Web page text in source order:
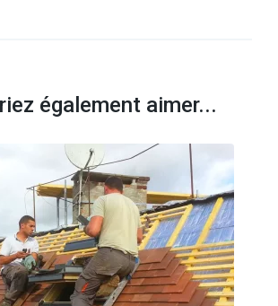
également aimer...